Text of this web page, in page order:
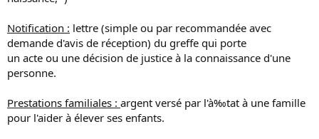
Notification : lettre (simple ou par recommandée avec
demande d'avis de réception) du greffe qui porte
un acte ou une décision de justice à la connaissance d'une
personne.
Prestations familiales : argent versé par l'à‰tat à une famille
pour l'aider à élever ses enfants.